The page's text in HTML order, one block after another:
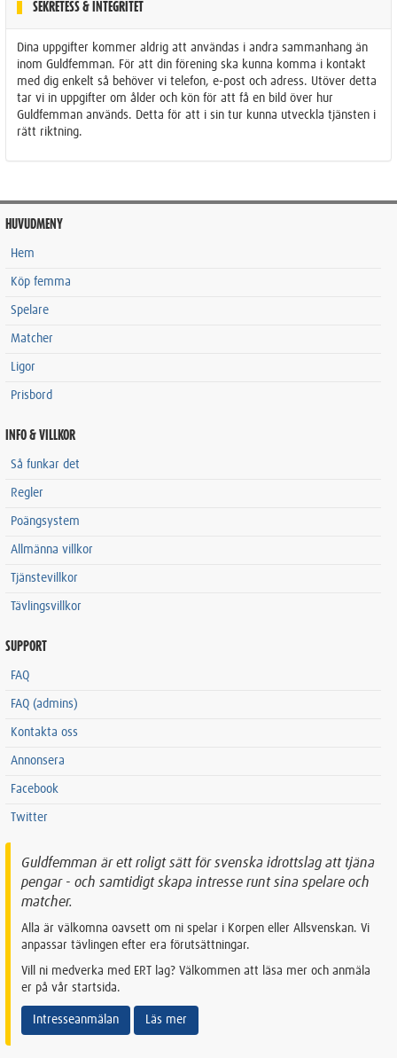
SEKRETESS & INTEGRITET
Dina uppgifter kommer aldrig att användas i andra sammanhang än
inom Guldfemman. För att din förening ska kunna komma i kontakt
med dig enkelt så behöver vi telefon, e-post och adress. Utöver detta
tar vi in uppgifter om ålder och kön för att få en bild över hur
Guldfemman används. Detta för att i sin tur kunna utveckla tjänsten i
rätt riktning.
HUVUDMENY
Hem
Köp femma
Spelare
Matcher
Ligor
Prisbord
INFO & VILLKOR
Så funkar det
Regler
Poängsystem
Allmänna villkor
Tjänstevillkor
Tävlingsvillkor
SUPPORT
FAQ
FAQ (admins)
Kontakta oss
Annonsera
Facebook
Twitter
Guldfemman är ett roligt sätt för svenska idrottslag att tjäna
pengar - och samtidigt skapa intresse runt sina spelare och
matcher.
Alla är välkomna oavsett om ni spelar i Korpen eller Allsvenskan. Vi
anpassar tävlingen efter era förutsättningar.
Vill ni medverka med ERT lag? Välkommen att läsa mer och anmäla
er på vår startsida.
Intresseanmälan Läs mer